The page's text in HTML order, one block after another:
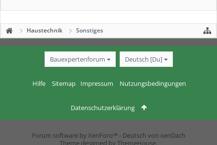
Haustechnik Sonstiges
Bauexpertenforum Deutsch [Du]
Hilfe Sitemap Impressum Nutzungsbedingungen
Datenschutzerklärung
Forum software by XenForo™ - Deutsch von xenDach
Theme designed by ThemeHouse.